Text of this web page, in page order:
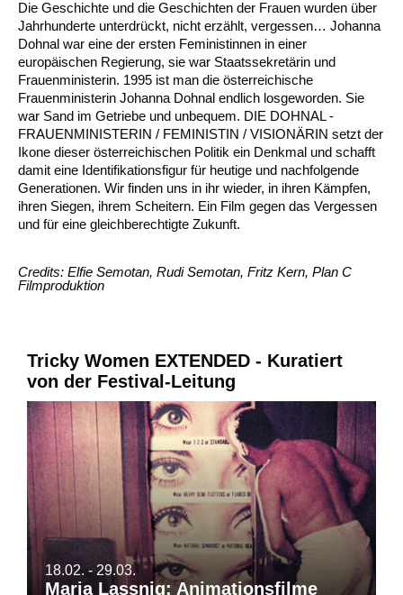
Die Geschichte und die Geschichten der Frauen wurden über
Jahrhunderte unterdrückt, nicht erzählt, vergessen… Johanna
Dohnal war eine der ersten Feministinnen in einer
europäischen Regierung, sie war Staatssekretärin und
Frauenministerin. 1995 ist man die österreichische
Frauenministerin Johanna Dohnal endlich losgeworden. Sie
war Sand im Getriebe und unbequem. DIE DOHNAL -
FRAUENMINISTERIN / FEMINISTIN / VISIONÄRIN setzt der
Ikone dieser österreichischen Politik ein Denkmal und schafft
damit eine Identifikationsfigur für heutige und nachfolgende
Generationen. Wir finden uns in ihr wieder, in ihren Kämpfen,
ihren Siegen, ihrem Scheitern. Ein Film gegen das Vergessen
und für eine gleichberechtigte Zukunft.
Credits: Elfie Semotan, Rudi Semotan, Fritz Kern, Plan C
Filmproduktion
Tricky Women EXTENDED - Kuratiert
von der Festival-Leitung
18.02. - 29.03.
Maria Lassnig: Animationsfilme